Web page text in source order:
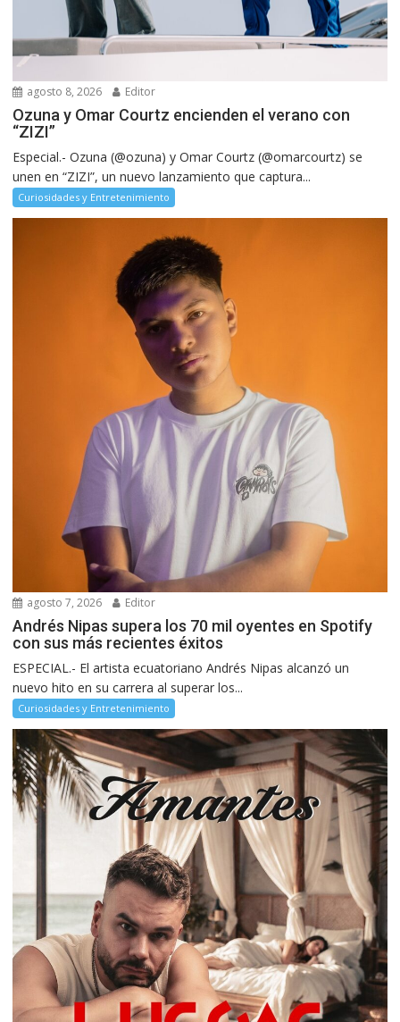
agosto 8, 2026 Editor
Ozuna y Omar Courtz encienden el verano con
“ZIZI”
Especial.- Ozuna (@ozuna) y Omar Courtz (@omarcourtz) se
unen en “ZIZI”, un nuevo lanzamiento que captura...
Curiosidades y Entretenimiento
agosto 7, 2026 Editor
Andrés Nipas supera los 70 mil oyentes en Spotify
con sus más recientes éxitos
ESPECIAL.- El artista ecuatoriano Andrés Nipas alcanzó un
nuevo hito en su carrera al superar los...
Curiosidades y Entretenimiento